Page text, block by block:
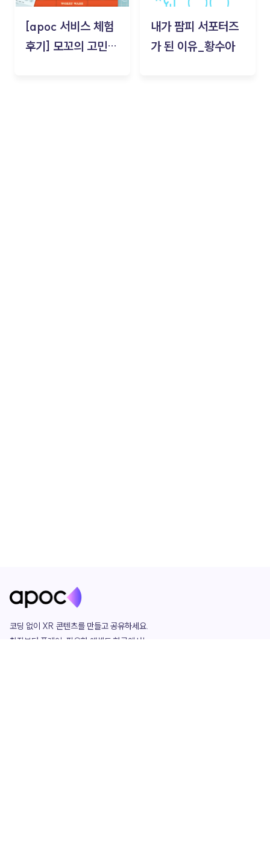
[apoc 서비스 체험
후기] 모꼬의 고민세
내가 팜피 서포터즈
가 된 이유_황수아
코딩 없이 XR 콘텐츠를 만들고 공유하세요.
창작부터 플레이, 필요한 애셋도 한곳에서!